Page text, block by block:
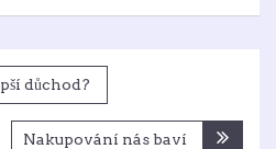
důchod?
Nakupování nás baví